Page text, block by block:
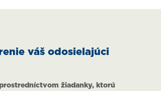
váš odosielajúci
žiadanky, ktorú